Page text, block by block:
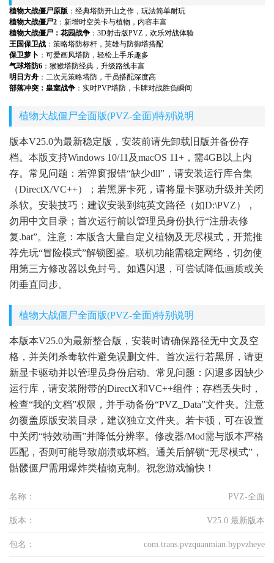
植物大战僵尸原版 ：经典塔防开山之作，玩法简单耐玩
植物大战僵尸2 ：新增时空关卡与植物，内容丰富
植物大战僵尸：花园战争 ：3D射击版PVZ，欢乐对战体验
王国保卫战 ：策略塔防标杆，英雄与防御塔搭配
保卫萝卜 ：可爱画风塔防，轻松上手乐趣多
气球塔防6 ：猴猴塔防经典，升级路线丰富
明日方舟 ：二次元策略塔防，干员搭配深度高
部落冲突：皇室战争 ：实时PVP塔防，卡牌对战胜负瞬间
植物大战僵尸全面版(PVZ-全面)特别说明
版本V25.0为最新稳定版，安装前请先卸载旧版并备份存
档。本版支持Windows 10/11及macOS 11+，需4GB以上内
存。常见问题：若弹窗报错“缺少dll”，请安装运行库合集
（DirectX/VC++）；若黑屏卡死，请将显卡驱动升级并关闭
杀软。安装技巧：建议安装到纯英文路径（如D:\PVZ），
勿用中文目录；首次运行前以管理员身份执行“注册表修
复.bat”。注意：本版含大量自定义植物及无尽模式，开荒推
荐先玩“冒险模式”解锁图鉴。联机功能需稳定网络，切勿使
用第三方修改器以免封号。如遇闪退，可尝试降低画质或关
闭垂直同步。
植物大战僵尸全面版(PVZ-全面)特别说明
本版本V25.0为最新整合版，安装时请确保路径无中文及空
格，并关闭杀毒软件避免误删文件。首次运行若黑屏，请更
新显卡驱动并以管理员身份启动。常见问题：闪退多因缺少
运行库，请安装附带的DirectX和VC++组件；存档丢失时，
检查“我的文档”权限，并手动备份“PVZ_Data”文件夹。注意
勿覆盖原版安装目录，建议独立文件夹。若卡顿，可在设置
中关闭“特效动画”并降低分辨率。修改器/Mod需与版本严格
匹配，否则可能导致崩溃或坏档。通关后解锁“无尽模式”，
骷髅僵尸需用爆炸类植物克制。祝您游戏愉快！
名称： PVZ-全面
版本： V25.0 最新版本
包名： com.trans.pvzquanmian.bypvzheye